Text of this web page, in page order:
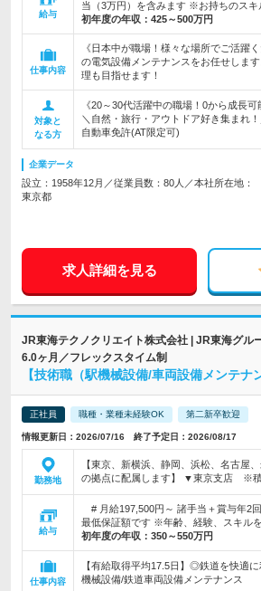
給与
当（3万円）を含みます ※お持ちのスキ
初年度の年収： 425～500万円
仕事内容
《日本中が職場！様々な場所でご活躍
の電気設備メンテナンスをお任せしま
理も目指せます！
対象と
なる方
《20～30代活躍中の職場！0から成長可
＼自然・旅行・アウトドア好き集まれ
自動車免許(AT限定可)
企業データ
設立：1958年12月／従業員数：80人／本社所在地：
東京都
求人詳細を見る
JR東海テクノクリエイト株式会社 | JR東海グル
6.0ヶ月／フレックスタイム制
【技術職（駅機械設備/車両設備メンテ
正社員 職種・業種未経験OK 第二新卒歓迎
情報更新日：2026/07/16 終了予定日：2026/08/17
勤務地
【東京、新横浜、静岡、浜松、名古屋
の拠点に配属します】 ▼東京支店 ※
給与
# 月給197,500円～ 諸手当＋賞与年2
最低保証額です ※年齢、経験、スキル
初年度の年収： 350～550万円
仕事内容
【有給取得平均17.5日】◎鉄道を快適
機械設備/鉄道車両設備メンテナンス